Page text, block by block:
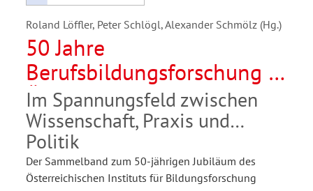
Roland Löffler, Peter Schlögl, Alexander Schmölz (Hg.)
50 Jahre
Berufsbildungsforschung in
Österreich
Im Spannungsfeld zwischen
Wissenschaft, Praxis und
Politik
Der Sammelband zum 50-jährigen Jubiläum des
Österreichischen Instituts für Bildungsforschung